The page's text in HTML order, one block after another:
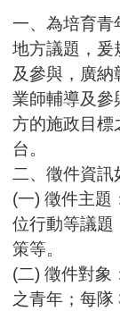
位：
一、為培育青
地方議題，爰
及參與，廣納
業師輔導及參
方的施政目標
台。
二、徵件資訊
(一) 徵件主題
位行動等議題
策等。
(二) 徵件對象
之青年；每